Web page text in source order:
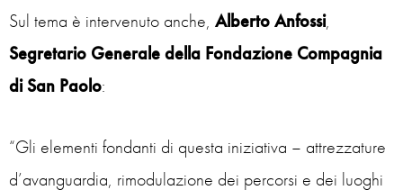
Sul tema è intervenuto anche, Alberto Anfossi,
Segretario Generale della Fondazione Compagnia
di San Paolo:
“Gli elementi fondanti di questa iniziativa – attrezzature
d’avanguardia, rimodulazione dei percorsi e dei luoghi